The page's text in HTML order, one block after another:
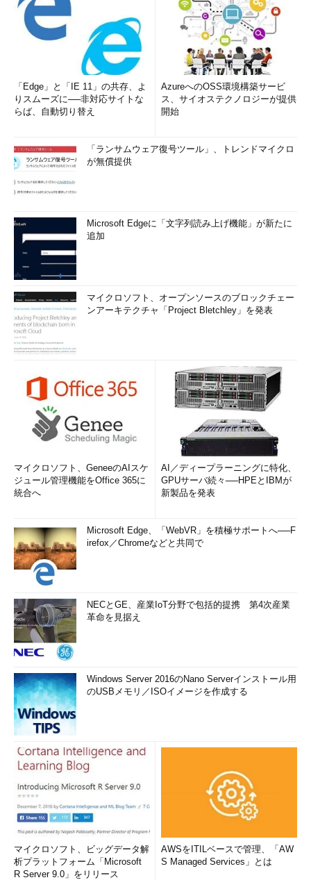
「Edge」と「IE 11」の共存、よ
りスムーズに──非対応サイトな
らば、自動切り替え
AzureへのOSS環境構築サービ
ス、サイオステクノロジーが提供
開始
「ランサムウェア復号ツール」、トレンドマイクロ
が無償提供
Microsoft Edgeに「文字列読み上げ機能」が新たに
追加
マイクロソフト、オープンソースのブロックチェー
ンアーキテクチャ「Project Bletchley」を発表
マイクロソフト、GeneeのAIスケ
ジュール管理機能をOffice 365に
統合へ
AI／ディープラーニングに特化、
GPUサーバ続々──HPEとIBMが
新製品を発表
Microsoft Edge、「WebVR」を積極サポートへ──F
irefox／Chromeなどと共同で
NECとGE、産業IoT分野で包括的提携 第4次産業
革命を見据え
Windows Server 2016のNano Serverインストール用
のUSBメモリ／ISOイメージを作成する
マイクロソフト、ビッグデータ解
析プラットフォーム「Microsoft
R Server 9.0」をリリース
AWSをITILベースで管理、「AW
S Managed Services」とは